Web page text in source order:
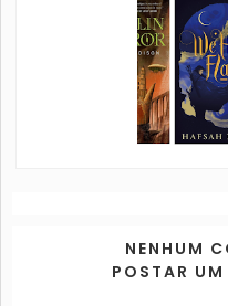
NENHUM
POSTAR